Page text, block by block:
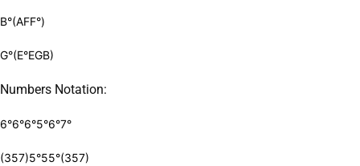
B°(AFF°)
G°(E°EGB)
Numbers Notation:
6°6°6°5°6°7°
(357)5°55°(357)